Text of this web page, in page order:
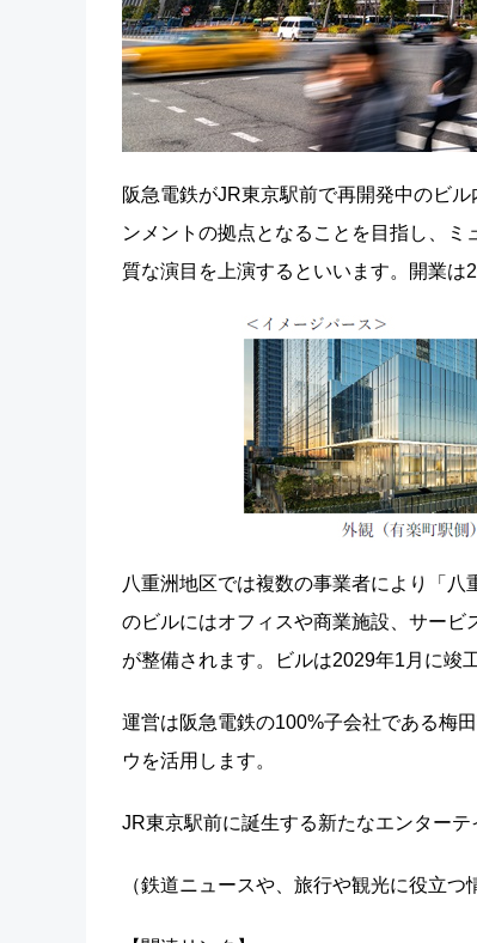
阪急電鉄がJR東京駅前で再開発中のビ
ンメントの拠点となることを目指し、
質な演目を上演するといいます。開業は
八重洲地区では複数の事業者により「
のビルにはオフィスや商業施設、サー
が整備されます。ビルは2029年1月に竣
運営は阪急電鉄の100%子会社である梅
ウを活用します。
JR東京駅前に誕生する新たなエンター
（鉄道ニュースや、旅行や観光に役立つ